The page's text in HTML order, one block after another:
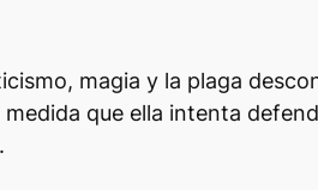
magia y la plaga
que ella intenta